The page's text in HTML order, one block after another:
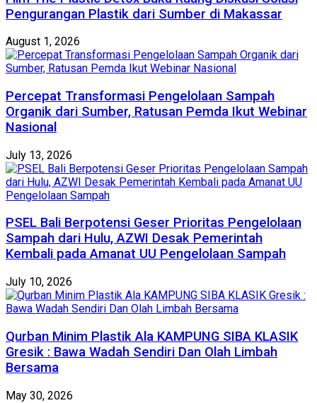
Pengurangan Plastik dari Sumber di Makassar
August 1, 2026
Percepat Transformasi Pengelolaan Sampah
Organik dari Sumber, Ratusan Pemda Ikut Webinar
Nasional
July 13, 2026
PSEL Bali Berpotensi Geser Prioritas Pengelolaan
Sampah dari Hulu, AZWI Desak Pemerintah
Kembali pada Amanat UU Pengelolaan Sampah
July 10, 2026
Qurban Minim Plastik Ala KAMPUNG SIBA KLASIK
Gresik : Bawa Wadah Sendiri Dan Olah Limbah
Bersama
May 30, 2026